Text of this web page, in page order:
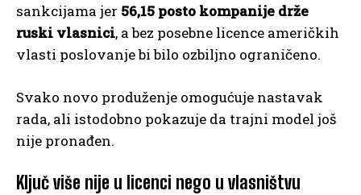
sankcijama jer 56,15 posto kompanije drže
ruski vlasnici, a bez posebne licence američkih
vlasti poslovanje bi bilo ozbiljno ograničeno.
Svako novo produženje omogućuje nastavak
rada, ali istodobno pokazuje da trajni model još
nije pronađen.
Ključ više nije u licenci nego u vlasništvu